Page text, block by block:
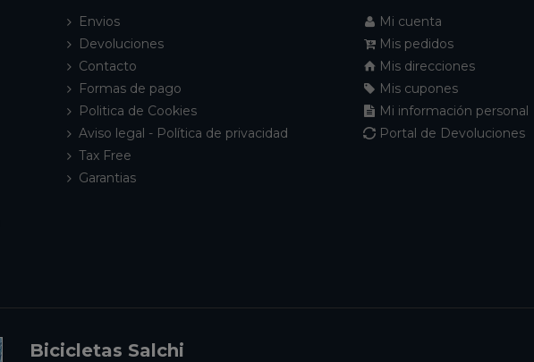
Envios
Devoluciones
Contacto
Formas de pago
Politica de Cookies
Aviso legal - Política de privacidad
Tax Free
Garantias
Mi cuenta
Mis pedidos
Mis direcciones
Mis cupones
Mi información personal
Portal de Devoluciones
Bicicletas Salchi